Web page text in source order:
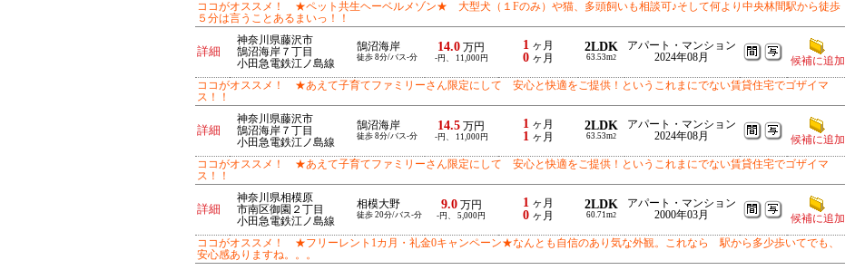
ココがオススメ！ ★ペット共生ヘーベルメゾン★ 大型犬（１Fのみ）や猫、多頭飼いも相談可♪そして何より中央林間駅から徒歩
５分は言うことあるまいっ！！
詳細
神奈川県藤沢市
鵠沼海岸７丁目
小田急電鉄江ノ島線
鵠沼海岸
徒歩 8分/バス-分
14.0 万円
-円、 11,000円
1 ヶ月
0ヶ月
2LDK
63.53m2
アパート・マンション
2024年08月
候補に追加
ココがオススメ！ ★あえて子育てファミリーさん限定にして 安心と快適をご提供！というこれまにでない賃貸住宅でゴザイマ
ス！！
詳細
神奈川県藤沢市
鵠沼海岸７丁目
小田急電鉄江ノ島線
鵠沼海岸
徒歩 8分/バス-分
14.5 万円
-円、 11,000円
1 ヶ月
1 ヶ月
2LDK
63.53m2
アパート・マンション
2024年08月
候補に追加
ココがオススメ！ ★あえて子育てファミリーさん限定にして 安心と快適をご提供！というこれまにでない賃貸住宅でゴザイマ
ス！！
詳細
神奈川県相模原
市南区御園２丁目
小田急電鉄江ノ島線
相模大野
徒歩 20分/バス-分
9.0万円
-円、 5,000円
1 ヶ月
0ヶ月
2LDK
60.71m2
アパート・マンション
2000年03月
候補に追加
ココがオススメ！ ★フリーレント1カ月・礼金0キャンペーン★なんとも自信のあり気な外観。これなら 駅から多少歩いてでも、
安心感ありますね。。。